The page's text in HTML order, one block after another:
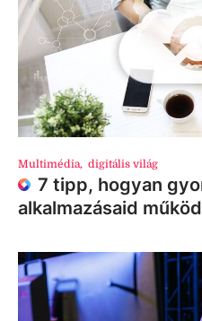
Multimédia, digitális világ
7 tipp, hogyan
alkalmazásaid